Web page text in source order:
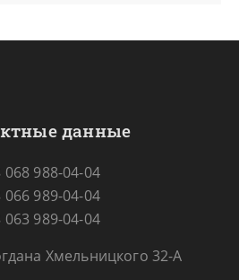
данные
068 988-04-04
066 989-04-04
063 989-04-04
Хмельницкого 32-А